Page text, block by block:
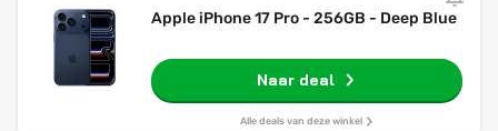
Apple iPhone 17 Pro - 256GB - Deep Blue
Naar deal
Alle deals van deze winkel